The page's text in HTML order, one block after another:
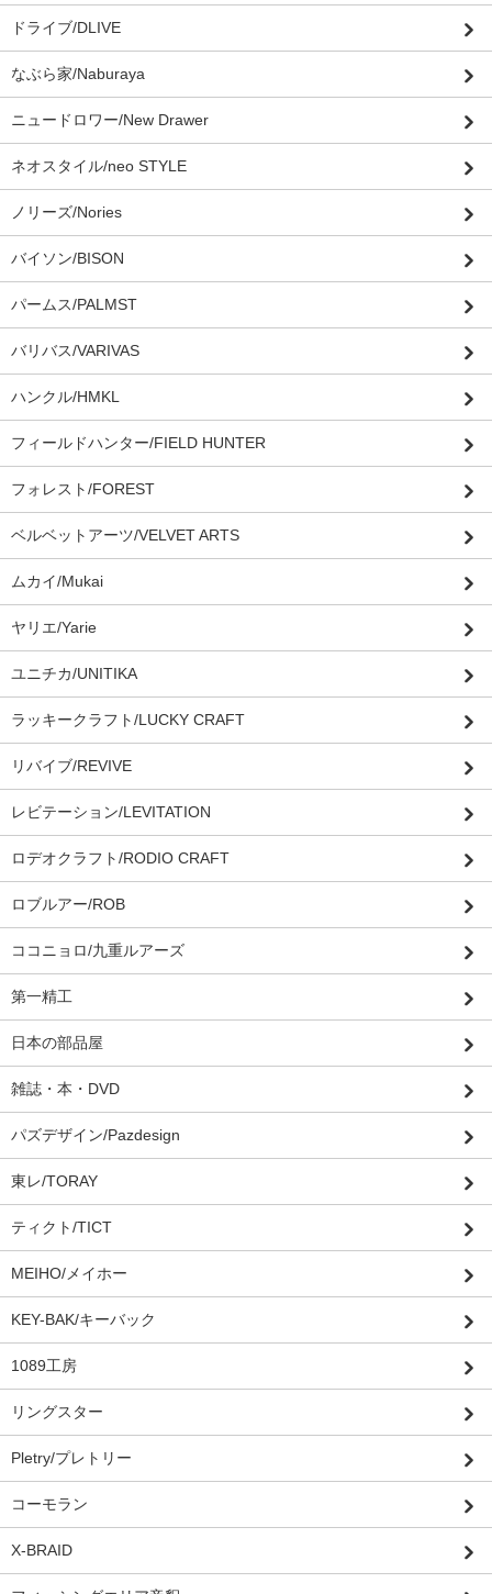
ドライブ/DLIVE
なぶら家/Naburaya
ニュードロワー/New Drawer
ネオスタイル/neo STYLE
ノリーズ/Nories
バイソン/BISON
パームス/PALMST
バリバス/VARIVAS
ハンクル/HMKL
フィールドハンター/FIELD HUNTER
フォレスト/FOREST
ベルベットアーツ/VELVET ARTS
ムカイ/Mukai
ヤリエ/Yarie
ユニチカ/UNITIKA
ラッキークラフト/LUCKY CRAFT
リバイブ/REVIVE
レビテーション/LEVITATION
ロデオクラフト/RODIO CRAFT
ロブルアー/ROB
ココニョロ/九重ルアーズ
第一精工
日本の部品屋
雑誌・本・DVD
パズデザイン/Pazdesign
東レ/TORAY
ティクト/TICT
MEIHO/メイホー
KEY-BAK/キーバック
1089工房
リングスター
Pletry/プレトリー
コーモラン
X-BRAID